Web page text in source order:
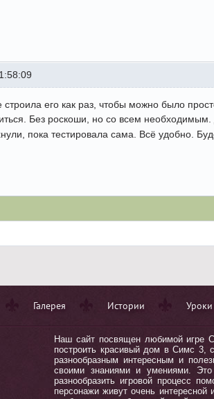
его как раз, чтобы можно было
Без роскоши, но со всем
пока тестировала сама. Всё удобно.
Галерея Истории Уроки
Наш сайт посвящен любимой игре
построить красивый дом в Симc 3,
разнообразным интересным и
своими знаниями и умениями.
разнообразить игровой процесс
персонажи живут очень